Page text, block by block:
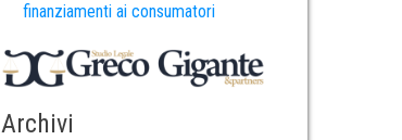
finanziamenti ai consumatori
Archivi